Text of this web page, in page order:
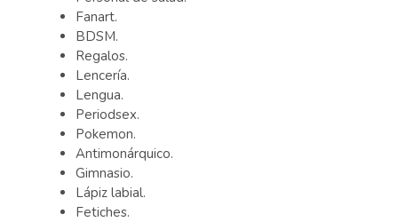
Fanart.
BDSM.
Regalos.
Lencería.
Lengua.
Periodsex.
Pokemon.
Antimonárquico.
Gimnasio.
Lápiz labial.
Fetiches.